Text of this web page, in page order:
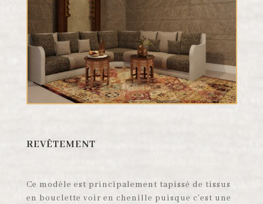
REVÊTEMENT
Ce modèle est principalement tapissé de tissus
en bouclette voir en chenille puisque c’est une